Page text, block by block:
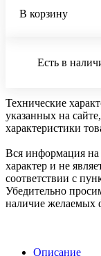
В корзину
Есть в
Технические
указанных на
характеристики
Вся информация на
характер и не
соответствии с
Убедительно
наличие желаемых
Описание